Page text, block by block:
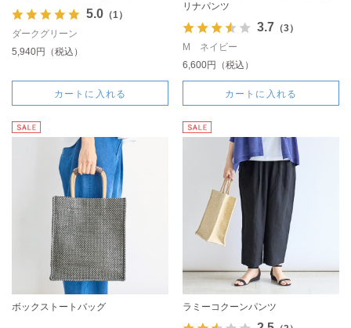
5.0（1）
ダークグリーン
5,940円（税込）
カートに入れる
リナパンツ
3.7 （3）
M ネイビー
6,600円（税込）
カートに入れる
ボックストートバッグ ラミーコクーンパンツ